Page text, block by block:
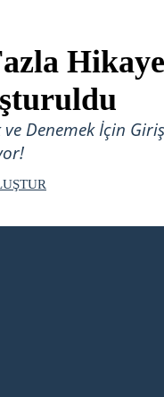
Hikaye
Denemek İçin Giriş